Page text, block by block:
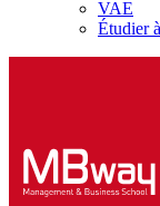
VAE
Étudier